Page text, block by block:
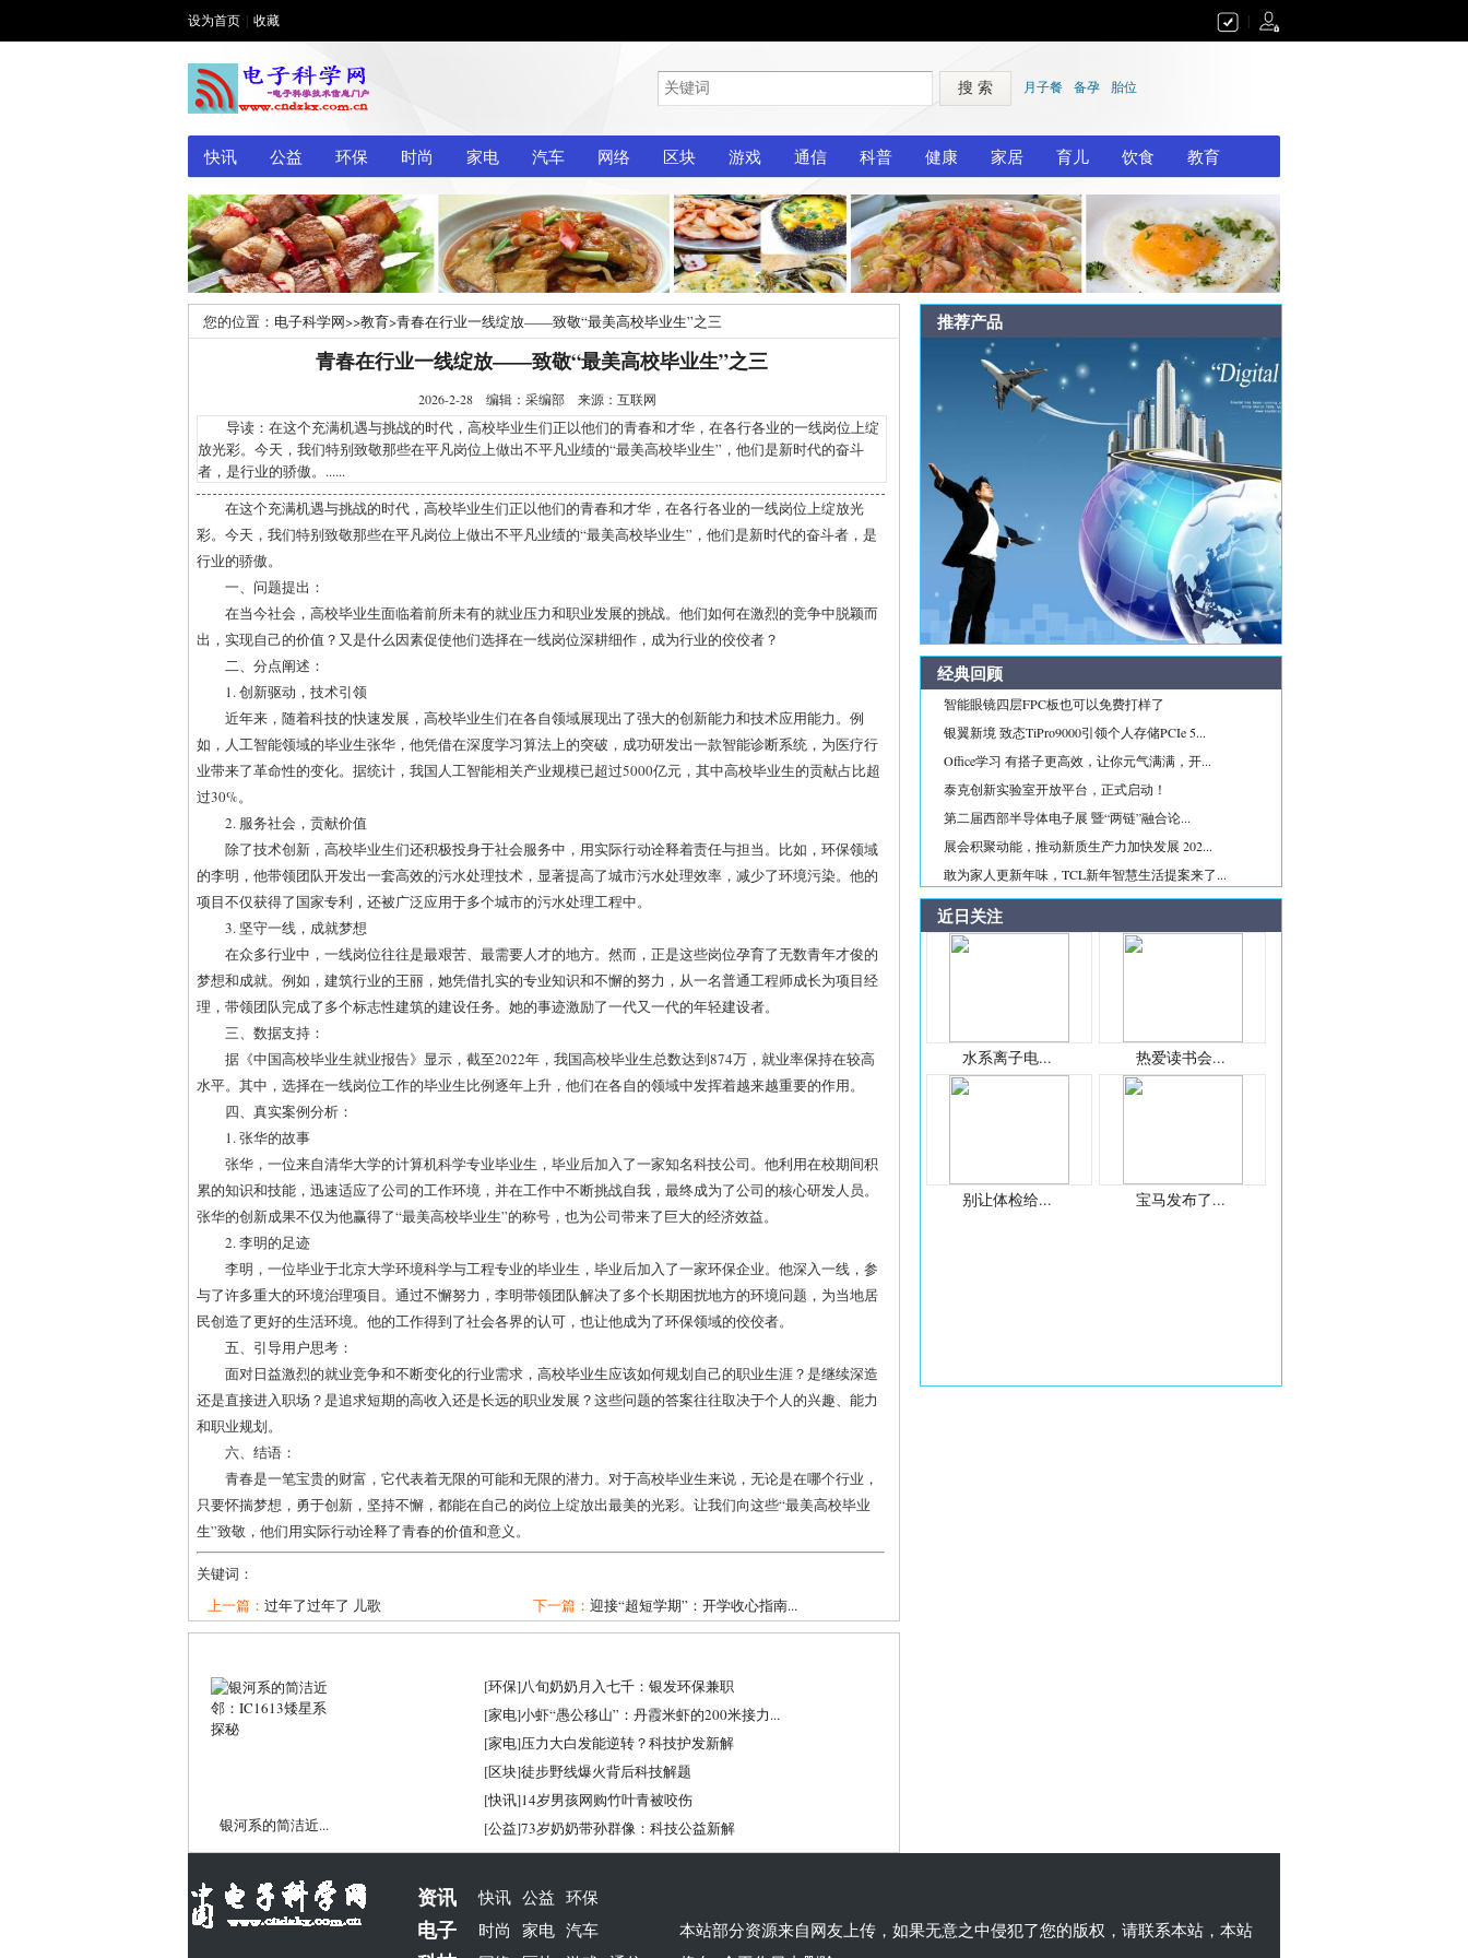
设为首页 收藏
搜 索 月子餐 备孕 胎位
快讯 公益 环保 时尚 家电 汽车 网络 区块 游戏 通信 科普 健康 家居 育儿 饮食 教育
您的位置： 电子科学网>>教育>青春在行业一线绽放——致敬“最美高校毕业生”之三
青春在行业一线绽放——致敬“最美高校毕业生”之三
2026-2-28 编辑：采编部 来源：互联网
导读：在这个充满机遇与挑战的时代，高校毕业生们正以他们的青春和才华，在各行各业的一线岗位上绽
放光彩。今天，我们特别致敬那些在平凡岗位上做出不平凡业绩的“最美高校毕业生”，他们是新时代的奋斗
者，是行业的骄傲。......
在这个充满机遇与挑战的时代，高校毕业生们正以他们的青春和才华，在各行各业的一线岗位上绽放光
彩。今天，我们特别致敬那些在平凡岗位上做出不平凡业绩的“最美高校毕业生”，他们是新时代的奋斗者，是
行业的骄傲。
一、问题提出：
在当今社会，高校毕业生面临着前所未有的就业压力和职业发展的挑战。他们如何在激烈的竞争中脱颖而
出，实现自己的价值？又是什么因素促使他们选择在一线岗位深耕细作，成为行业的佼佼者？
二、分点阐述：
1. 创新驱动，技术引领
近年来，随着科技的快速发展，高校毕业生们在各自领域展现出了强大的创新能力和技术应用能力。例
如，人工智能领域的毕业生张华，他凭借在深度学习算法上的突破，成功研发出一款智能诊断系统，为医疗行
业带来了革命性的变化。据统计，我国人工智能相关产业规模已超过5000亿元，其中高校毕业生的贡献占比超
过30%。
2. 服务社会，贡献价值
除了技术创新，高校毕业生们还积极投身于社会服务中，用实际行动诠释着责任与担当。比如，环保领域
的李明，他带领团队开发出一套高效的污水处理技术，显著提高了城市污水处理效率，减少了环境污染。他的
项目不仅获得了国家专利，还被广泛应用于多个城市的污水处理工程中。
3. 坚守一线，成就梦想
在众多行业中，一线岗位往往是最艰苦、最需要人才的地方。然而，正是这些岗位孕育了无数青年才俊的
梦想和成就。例如，建筑行业的王丽，她凭借扎实的专业知识和不懈的努力，从一名普通工程师成长为项目经
理，带领团队完成了多个标志性建筑的建设任务。她的事迹激励了一代又一代的年轻建设者。
三、数据支持：
据《中国高校毕业生就业报告》显示，截至2022年，我国高校毕业生总数达到874万，就业率保持在较高
水平。其中，选择在一线岗位工作的毕业生比例逐年上升，他们在各自的领域中发挥着越来越重要的作用。
四、真实案例分析：
1. 张华的故事
张华，一位来自清华大学的计算机科学专业毕业生，毕业后加入了一家知名科技公司。他利用在校期间积
累的知识和技能，迅速适应了公司的工作环境，并在工作中不断挑战自我，最终成为了公司的核心研发人员。
张华的创新成果不仅为他赢得了“最美高校毕业生”的称号，也为公司带来了巨大的经济效益。
2. 李明的足迹
李明，一位毕业于北京大学环境科学与工程专业的毕业生，毕业后加入了一家环保企业。他深入一线，参
与了许多重大的环境治理项目。通过不懈努力，李明带领团队解决了多个长期困扰地方的环境问题，为当地居
民创造了更好的生活环境。他的工作得到了社会各界的认可，也让他成为了环保领域的佼佼者。
五、引导用户思考：
面对日益激烈的就业竞争和不断变化的行业需求，高校毕业生应该如何规划自己的职业生涯？是继续深造
还是直接进入职场？是追求短期的高收入还是长远的职业发展？这些问题的答案往往取决于个人的兴趣、能力
和职业规划。
六、结语：
青春是一笔宝贵的财富，它代表着无限的可能和无限的潜力。对于高校毕业生来说，无论是在哪个行业，
只要怀揣梦想，勇于创新，坚持不懈，都能在自己的岗位上绽放出最美的光彩。让我们向这些“最美高校毕业
生”致敬，他们用实际行动诠释了青春的价值和意义。
关键词：
上一篇： 过年了过年了 儿歌 下一篇： 迎接“超短学期”：开学收心指南...
银河系的简洁近...
[环保]八旬奶奶月入七千：银发环保兼职
[家电]小虾“愚公移山”：丹霞米虾的200米接力...
[家电]压力大白发能逆转？科技护发新解
[区块]徒步野线爆火背后科技解题
[快讯]14岁男孩网购竹叶青被咬伤
[公益]73岁奶奶带孙群像：科技公益新解
推荐产品
经典回顾
智能眼镜四层FPC板也可以免费打样了
银翼新境 致态TiPro9000引领个人存储PCIe 5...
Office学习 有搭子更高效，让你元气满满，开...
泰克创新实验室开放平台，正式启动！
第二届西部半导体电子展 暨“两链”融合论...
展会积聚动能，推动新质生产力加快发展 202...
敢为家人更新年味，TCL新年智慧生活提案来了...
近日关注
水系离子电... 热爱读书会...
别让体检给... 宝马发布了...
资讯 快讯 公益 环保
电子 时尚 家电 汽车
本站部分资源来自网友上传，如果无意之中侵犯了您的版权，请联系本站，本站